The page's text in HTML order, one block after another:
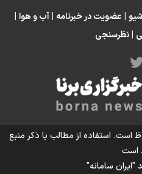
افزوده چقدر است؟
| عضویت در خبرنامه | آب و هوا |
| نظرسنجی
است. استفاده از مطالب با ذکر منبع
است
"ایران سامانه"